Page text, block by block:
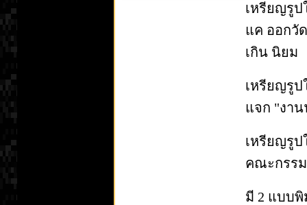
เหรียญรูป
แค ออกวั
เกิน นิยม
เหรียญรูป
แจก "งา
เหรียญรูป
คณะกรร
มี 2 แบบ